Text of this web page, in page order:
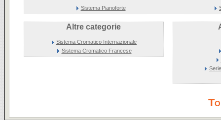
Sistema Pianoforte
Altre categorie
Sistema Cromatico Internazionale
Sistema Cromatico Francese